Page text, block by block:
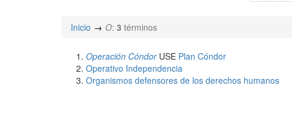
Inicio O: 3 términos
Operación CóndorUSE Plan Cóndor
Operativo Independencia
Organismos defensores de los derechos humanos